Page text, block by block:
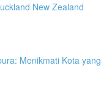
New Zealand
Menikmati Kota yang